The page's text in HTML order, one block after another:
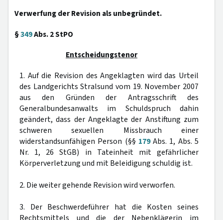
Verwerfung der Revision als unbegründet.
§349Abs. 2 StPO
Entscheidungstenor
1. Auf die Revision des Angeklagten wird das Urteil
des Landgerichts Stralsund vom 19. November 2007
aus den Gründen der Antragsschrift des
Generalbundesanwalts im Schuldspruch dahin
geändert, dass der Angeklagte der Anstiftung zum
schweren sexuellen Missbrauch einer
widerstandsunfähigen Person (§§ 179Abs. 1, Abs. 5
Nr. 1, 26 StGB) in Tateinheit mit gefährlicher
Körperverletzung und mit Beleidigung schuldig ist.
2. Die weiter gehende Revision wird verworfen.
3. Der Beschwerdeführer hat die Kosten seines